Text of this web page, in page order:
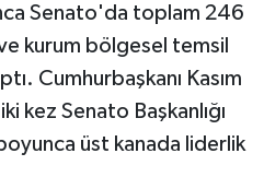
Senato'da toplam 246
kurum bölgesel temsil
Cumhurbaşkanı Kasım
kez Senato Başkanlığı
üst kanada liderlik